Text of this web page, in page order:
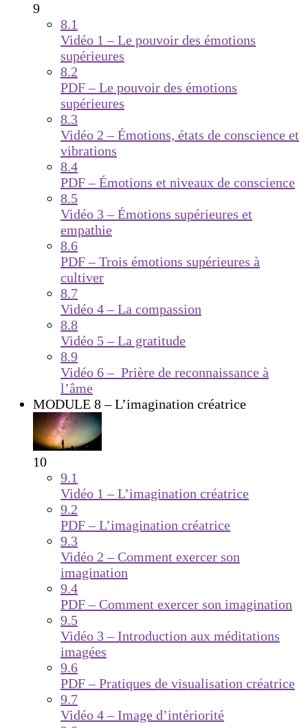
9
8.1
Vidéo 1 – Le pouvoir des émotions
supérieures
8.2
PDF – Le pouvoir des émotions
supérieures
8.3
Vidéo 2 – Émotions, états de conscience et
vibrations
8.4
PDF – Émotions et niveaux de conscience
8.5
Vidéo 3 – Émotions supérieures et
empathie
8.6
PDF – Trois émotions supérieures à
cultiver
8.7
Vidéo 4 – La compassion
8.8
Vidéo 5 – La gratitude
8.9
Vidéo 6 – Prière de reconnaissance à
l’âme
MODULE 8 – L’imagination créatrice
10
9.1
Vidéo 1 – L’imagination créatrice
9.2
PDF – L’imagination créatrice
9.3
Vidéo 2 – Comment exercer son
imagination
9.4
PDF – Comment exercer son imagination
9.5
Vidéo 3 – Introduction aux méditations
imagées
9.6
PDF – Pratiques de visualisation créatrice
9.7
Vidéo 4 – Image d’intériorité